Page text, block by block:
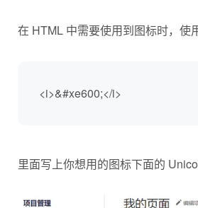
在 HTML 中需要使用到图标时，使
<i>&#xe600;</i>
里面写上你想用的图标下面的